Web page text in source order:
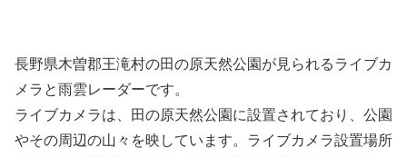
長野県木曽郡王滝村の田の原天然公園が見られるライブカ
メラと雨雲レーダーです。
ライブカメラは、田の原天然公園に設置されており、公園
やその周辺の山々を映しています。ライブカメラ設置場所